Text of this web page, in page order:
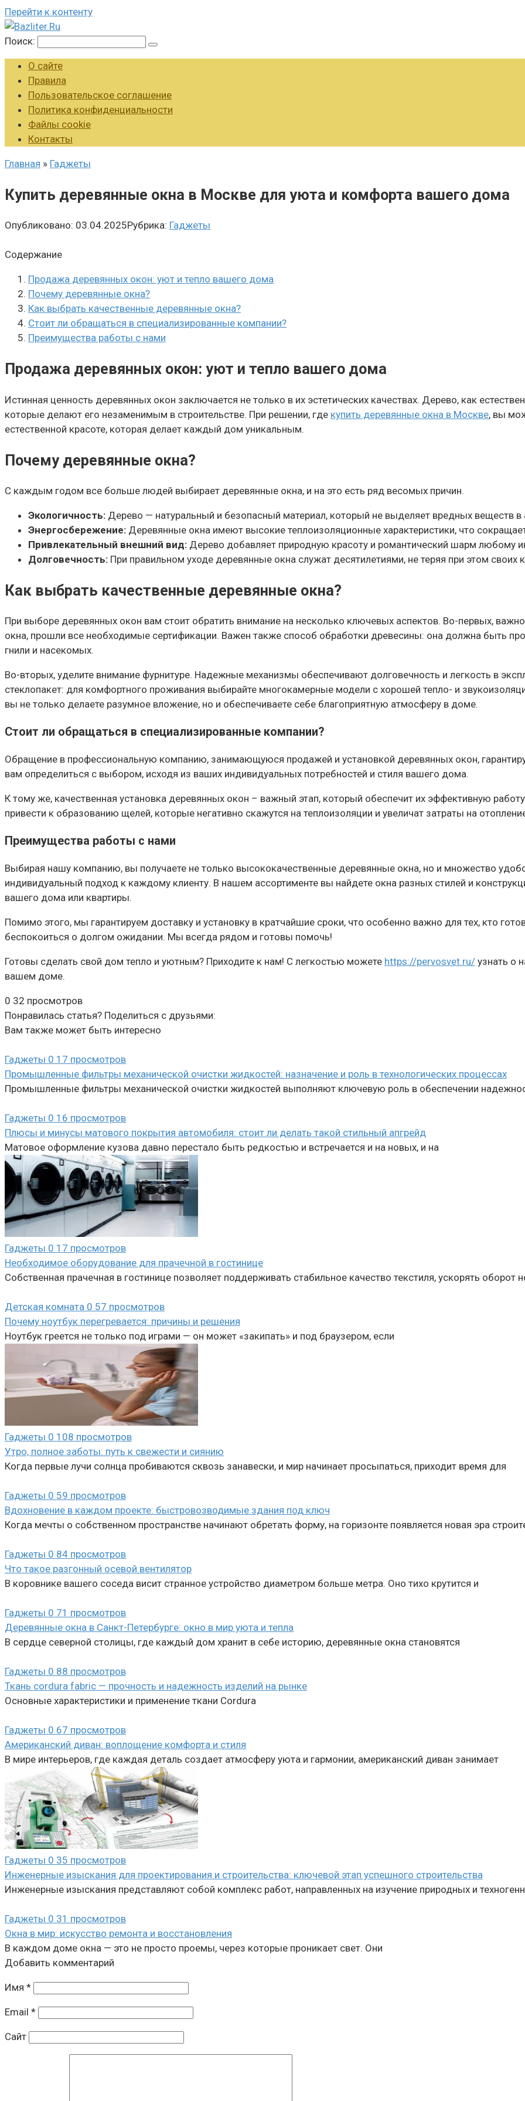
Перейти к контенту
Поиск:
О сайте
Правила
Пользовательское соглашение
Политика конфиденциальности
Файлы cookie
Контакты
Главная » Гаджеты
Купить деревянные окна в Москве для уюта и комфорта вашего дома
Опубликовано: 03.04.2025Рубрика: Гаджеты
Содержание
Продажа деревянных окон: уют и тепло вашего дома
Почему деревянные окна?
Как выбрать качественные деревянные окна?
Стоит ли обращаться в специализированные компании?
Преимущества работы с нами
Продажа деревянных окон: уют и тепло вашего дома
Истинная ценность деревянных окон заключается не только в их эстетических качествах. Дерево, как
которые делают его незаменимым в строительстве. При решении, где купить деревянные окна в Москве, вы
естественной красоте, которая делает каждый дом уникальным.
Почему деревянные окна?
С каждым годом все больше людей выбирает деревянные окна, и на это есть ряд весомых причин.
Экологичность: Дерево — натуральный и безопасный материал, который не выделяет вредных веществ в
Энергосбережение: Деревянные окна имеют высокие теплоизоляционные характеристики, что
Привлекательный внешний вид: Дерево добавляет природную красоту и романтический шарм любому
Долговечность: При правильном уходе деревянные окна служат десятилетиями, не теряя при этом своих
Как выбрать качественные деревянные окна?
При выборе деревянных окон вам стоит обратить внимание на несколько ключевых аспектов. Во-первых,
окна, прошли все необходимые сертификации. Важен также способ обработки древесины: она должна быть
гнили и насекомых.
Во-вторых, уделите внимание фурнитуре. Надежные механизмы обеспечивают долговечность и легкость в
стеклопакет: для комфортного проживания выбирайте многокамерные модели с хорошей тепло- и
вы не только делаете разумное вложение, но и обеспечиваете себе благоприятную атмосферу в доме.
Стоит ли обращаться в специализированные компании?
Обращение в профессиональную компанию, занимающуюся продажей и установкой деревянных окон,
вам определиться с выбором, исходя из ваших индивидуальных потребностей и стиля вашего дома.
К тому же, качественная установка деревянных окон – важный этап, который обеспечит их эффективную
привести к образованию щелей, которые негативно скажутся на теплоизоляции и увеличат затраты на
Преимущества работы с нами
Выбирая нашу компанию, вы получаете не только высококачественные деревянные окна, но и множество
индивидуальный подход к каждому клиенту. В нашем ассортименте вы найдете окна разных стилей и
вашего дома или квартиры.
Помимо этого, мы гарантируем доставку и установку в кратчайшие сроки, что особенно важно для тех, кто
беспокоиться о долгом ожидании. Мы всегда рядом и готовы помочь!
Готовы сделать свой дом тепло и уютным? Приходите к нам! С легкостью можете https://pervosvet.ru/ узнать о
вашем доме.
0 32 просмотров
Понравилась статья? Поделиться с друзьями:
Вам также может быть интересно
Гаджеты 0 17 просмотров
Промышленные фильтры механической очистки жидкостей: назначение и роль в технологических процессах
Промышленные фильтры механической очистки жидкостей выполняют ключевую роль в обеспечении
Гаджеты 0 16 просмотров
Плюсы и минусы матового покрытия автомобиля: стоит ли делать такой стильный апгрейд
Матовое оформление кузова давно перестало быть редкостью и встречается и на новых, и на
Гаджеты 0 17 просмотров
Необходимое оборудование для прачечной в гостинице
Собственная прачечная в гостинице позволяет поддерживать стабильное качество текстиля, ускорять оборот
Детская комната 0 57 просмотров
Почему ноутбук перегревается: причины и решения
Ноутбук греется не только под играми — он может «закипать» и под браузером, если
Гаджеты 0 108 просмотров
Утро, полное заботы: путь к свежести и сиянию
Когда первые лучи солнца пробиваются сквозь занавески, и мир начинает просыпаться, приходит время для
Гаджеты 0 59 просмотров
Вдохновение в каждом проекте: быстровозводимые здания под ключ
Когда мечты о собственном пространстве начинают обретать форму, на горизонте появляется новая эра
Гаджеты 0 84 просмотров
Что такое разгонный осевой вентилятор
В коровнике вашего соседа висит странное устройство диаметром больше метра. Оно тихо крутится и
Гаджеты 0 71 просмотров
Деревянные окна в Санкт-Петербурге: окно в мир уюта и тепла
В сердце северной столицы, где каждый дом хранит в себе историю, деревянные окна становятся
Гаджеты 0 88 просмотров
Ткань cordura fabric — прочность и надежность изделий на рынке
Основные характеристики и применение ткани Cordura
Гаджеты 0 67 просмотров
Американский диван: воплощение комфорта и стиля
В мире интерьеров, где каждая деталь создает атмосферу уюта и гармонии, американский диван занимает
Гаджеты 0 35 просмотров
Инженерные изыскания для проектирования и строительства: ключевой этап успешного строительства
Инженерные изыскания представляют собой комплекс работ, направленных на изучение природных и
Гаджеты 0 31 просмотров
Окна в мир: искусство ремонта и восстановления
В каждом доме окна — это не просто проемы, через которые проникает свет. Они
Добавить комментарий
Имя *
Email *
Сайт